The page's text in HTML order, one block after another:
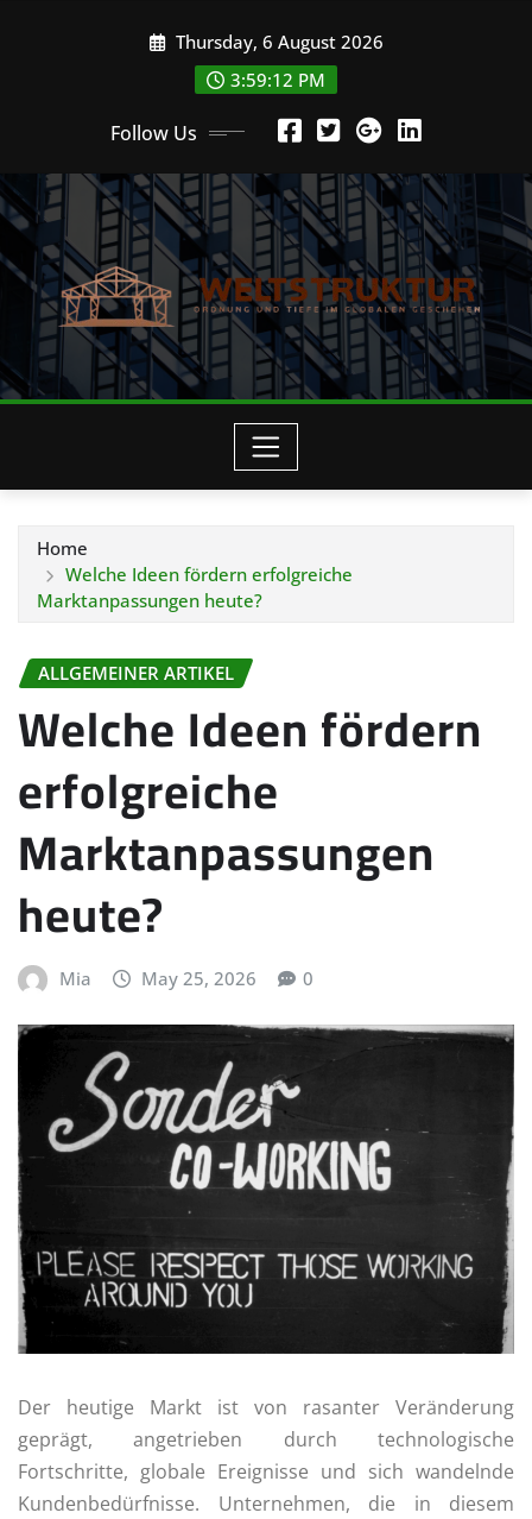
Thursday, 6 August 2026
3:59:14 PM
Follow Us
Home
Welche Ideen fördern erfolgreiche
Marktanpassungen heute?
ALLGEMEINER ARTIKEL
Welche Ideen fördern
erfolgreiche
Marktanpassungen
heute?
Mia May 25, 2026 0
Der heutige Markt ist von rasanter Veränderung
geprägt, angetrieben durch technologische
Fortschritte, globale Ereignisse und sich wandelnde
Kundenbedürfnisse. Unternehmen, die in diesem